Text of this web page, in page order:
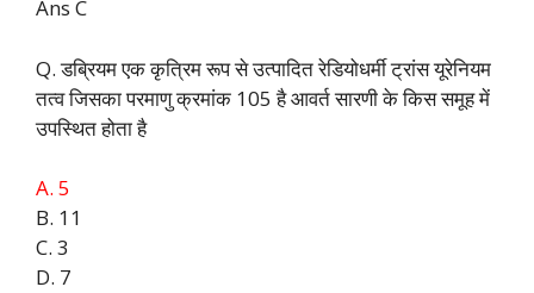
Ans C
Q. डब्रियम एक कृत्रिम रूप से उत्पादित रेडियोधर्मी ट्रांस यूरेनियम
तत्व जिसका परमाणु क्रमांक 105 है आवर्त सारणी के किस समूह में
उपस्थित होता है
A. 5
B. 11
C. 3
D. 7